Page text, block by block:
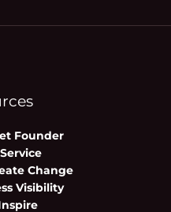
Founder
Change
Visibility